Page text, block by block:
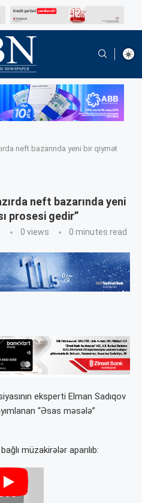
neft bazarında yeni bir qiymət
neft bazarında yeni
prosesi gedir”
0 views 0 minutes read
eksperti Elman Sadıqov
“Əsas məsələ”
müzakirələr aparılıb: